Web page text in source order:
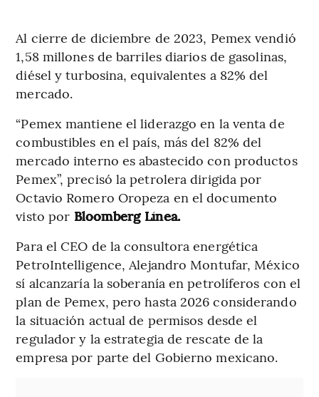
Al cierre de diciembre de 2023, Pemex vendió
1,58 millones de barriles diarios de gasolinas,
diésel y turbosina, equivalentes a 82% del
mercado.
“Pemex mantiene el liderazgo en la venta de
combustibles en el país, más del 82% del
mercado interno es abastecido con productos
Pemex”, precisó la petrolera dirigida por
Octavio Romero Oropeza en el documento
visto por Bloomberg Línea.
Para el CEO de la consultora energética
PetroIntelligence, Alejandro Montufar, México
sí alcanzaría la soberanía en petrolíferos con el
plan de Pemex, pero hasta 2026 considerando
la situación actual de permisos desde el
regulador y la estrategia de rescate de la
empresa por parte del Gobierno mexicano.